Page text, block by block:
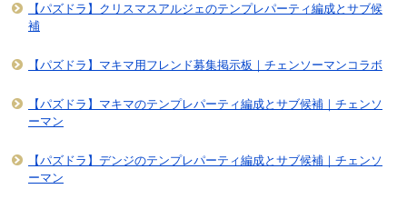
【パズドラ】クリスマスアルジェのテンプレパーティ編成とサブ候
補
【パズドラ】マキマ用フレンド募集掲示板｜チェンソーマンコラボ
【パズドラ】マキマのテンプレパーティ編成とサブ候補｜チェンソ
ーマン
【パズドラ】デンジのテンプレパーティ編成とサブ候補｜チェンソ
ーマン